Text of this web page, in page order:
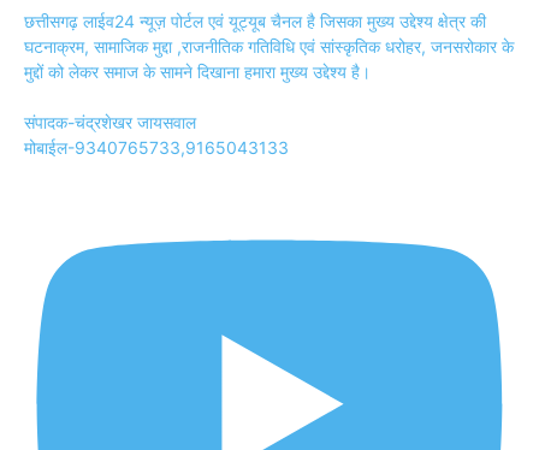
छत्तीसगढ़ लाईव24 न्यूज़ पोर्टल एवं यूट्यूब चैनल है जिसका मुख्य उद्देश्य क्षेत्र की
घटनाक्रम, सामाजिक मुद्दा ,राजनीतिक गतिविधि एवं सांस्कृतिक धरोहर, जनसरोकार के
मुद्दों को लेकर समाज के सामने दिखाना हमारा मुख्य उद्देश्य है।
संपादक-चंद्रशेखर जायसवाल
मोबाईल-9340765733,9165043133